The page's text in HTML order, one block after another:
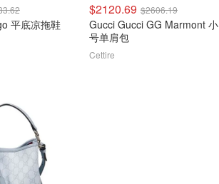
平底凉拖鞋
$2120.69 $2606.19
Gucci Gucci GG Marmont 小
号单肩包
Cettire